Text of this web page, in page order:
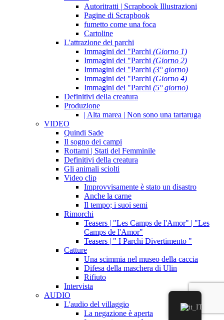
Autoritratti | Scrapbook Illustrazioni
Pagine di Scrapbook
fumetto come una foca
Cartoline
L'attrazione dei parchi
Immagini dei "Parchi (Giorno 1)
Immagini dei "Parchi (Giorno 2)
Immagini dei "Parchi (3° giorno)
Immagini dei "Parchi (Giorno 4)
Immagini dei "Parchi (5° giorno)
Definitivi della creatura
Produzione
| Alta marea | Non sono una tartaruga
VIDEO
Quindi Sade
Il sogno dei campi
Rottami | Stati del Femminile
Definitivi della creatura
Gli animali sciolti
Video clip
Improvvisamente è stato un disastro
Anche la carne
Il tempo; i suoi semi
Rimorchi
Teasers | "Les Camps de l'Amor" | "Les
Camps de l'Amor"
Teasers | " I Parchi Divertimento "
Catture
Una scimmia nel museo della caccia
Difesa della maschera di Ulin
Rifiuto
Intervista
AUDIO
L'audio del villaggio
La negazione è aperta